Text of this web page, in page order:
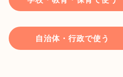
自治体・行政で使う